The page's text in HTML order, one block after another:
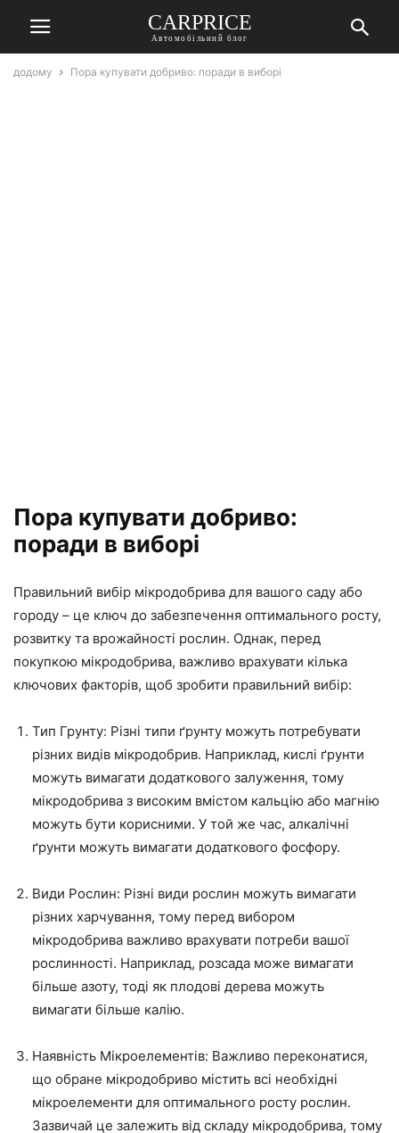
СARPRICE
Автомобільний блог
додому Пора купувати добриво: поради в виборі
Пора купувати добриво:
поради в виборі
Правильний вибір мікродобрива для вашого саду або
городу – це ключ до забезпечення оптимального росту,
розвитку та врожайності рослин. Однак, перед
покупкою мікродобрива, важливо врахувати кілька
ключових факторів, щоб зробити правильний вибір:
Тип Грунту: Різні типи ґрунту можуть потребувати
різних видів мікродобрив. Наприклад, кислі ґрунти
можуть вимагати додаткового залуження, тому
мікродобрива з високим вмістом кальцію або магнію
можуть бути корисними. У той же час, алкалічні
ґрунти можуть вимагати додаткового фосфору.
Види Рослин: Різні види рослин можуть вимагати
різних харчування, тому перед вибором
мікродобрива важливо врахувати потреби вашої
рослинності. Наприклад, розсада може вимагати
більше азоту, тоді як плодові дерева можуть
вимагати більше калію.
Наявність Мікроелементів: Важливо переконатися,
що обране мікродобриво містить всі необхідні
мікроелементи для оптимального росту рослин.
Зазвичай це залежить від складу мікродобрива, тому